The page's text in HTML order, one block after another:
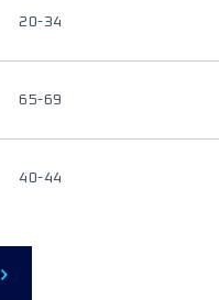
20-34
65-69
40-44